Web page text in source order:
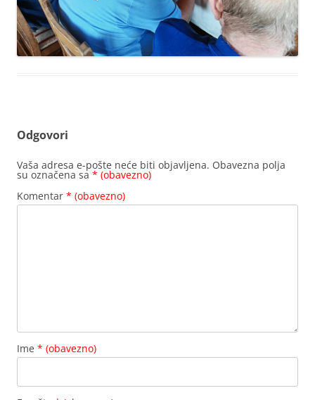
Odgovori
Vaša adresa e-pošte neće biti objavljena. Obavezna polja
su označena sa * (obavezno)
Komentar * (obavezno)
Ime * (obavezno)